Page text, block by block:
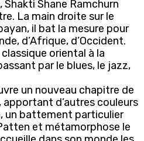
Shane Ramchurn
La main droite sur le
il bat la mesure pour
d’Afrique, d’Occident.
oriental à la
par le blues, le jazz,
un nouveau chapitre de
apportant d’autres couleurs
un battement particulier
et métamorphose le